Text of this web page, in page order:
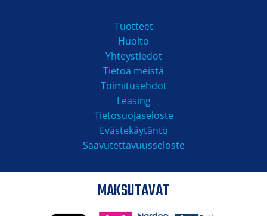
Tuotteet
Huolto
Yhteystiedot
Tietoa meistä
Toimitusehdot
Leasing
Tietosuojaseloste
Evästekäytäntö
Saavutettavuusseloste
MAKSUTAVAT